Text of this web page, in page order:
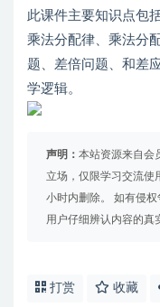
此课件主要知识点包
乘法分配律、乘法分
题、差倍问题、和差
学逻辑。
声明： 本站资源来自会
立场，仅限学习交流使
小时内删除。 如有侵
用户仔细辨认内容的真
打赏 收藏